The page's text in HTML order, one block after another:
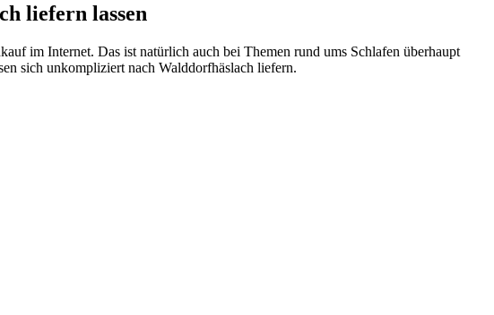
liefern lassen
im Internet. Das ist natürlich auch bei Themen rund ums Schlafen überhaupt
sich unkompliziert nach Walddorfhäslach liefern.